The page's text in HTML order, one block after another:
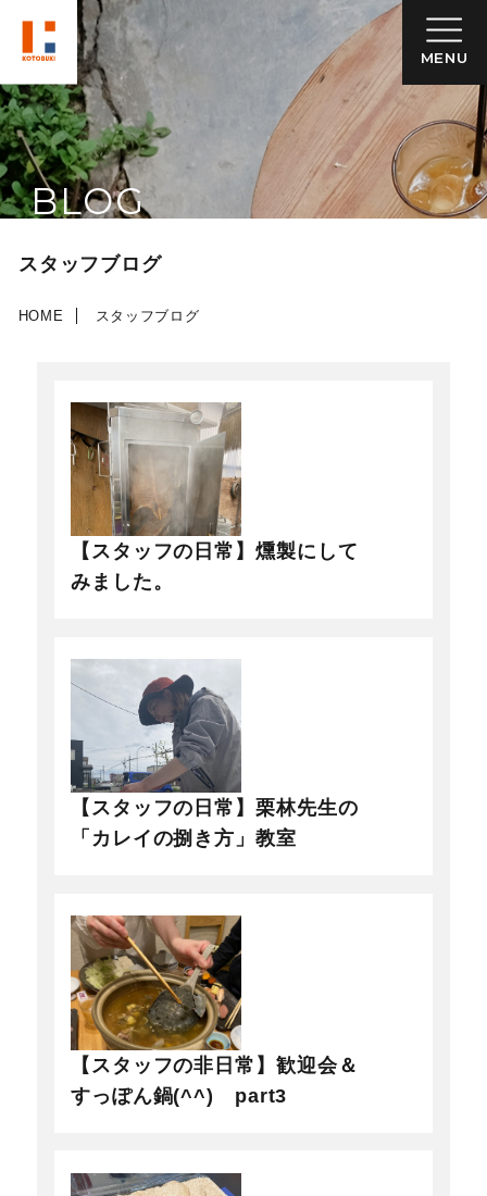
MENU
BLOG
スタッフブログ
HOME スタッフブログ
【スタッフの日常】燻製にして
みました。
【スタッフの日常】栗林先生の
「カレイの捌き方」教室
【スタッフの非日常】歓迎会＆
すっぽん鍋(^^) part3